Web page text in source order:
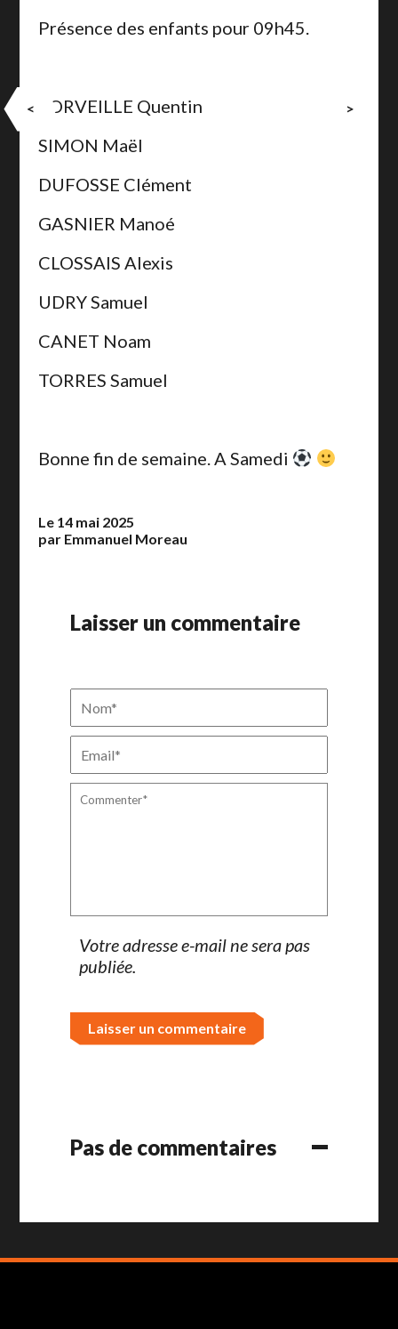
Présence des enfants pour 09h45.
FORVEILLE Quentin
SIMON Maël
DUFOSSE Clément
GASNIER Manoé
CLOSSAIS Alexis
UDRY Samuel
CANET Noam
TORRES Samuel
Bonne fin de semaine. A Samedi
Le 14 mai 2025
par Emmanuel Moreau
Laisser un commentaire
Votre adresse e-mail ne sera pas
publiée.
Pas de commentaires
< >